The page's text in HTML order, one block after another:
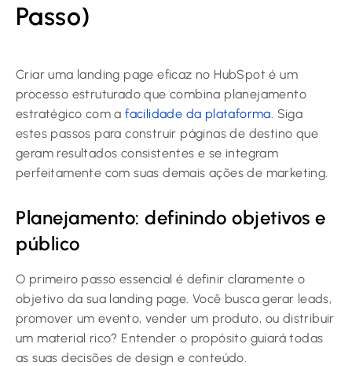
Passo)
Criar uma landing page eficaz no HubSpot é um
processo estruturado que combina planejamento
estratégico com afacilidade da plataforma . Siga
estes passos para construir páginas de destino que
geram resultados consistentes e se integram
perfeitamente com suas demais ações de marketing.
Planejamento: definindo objetivos e
público
O primeiro passo essencial é definir claramente o
objetivo da sua landing page. Você busca gerar leads,
promover um evento, vender um produto, ou distribuir
um material rico? Entender o propósito guiará todas
as suas decisões de design e conteúdo.